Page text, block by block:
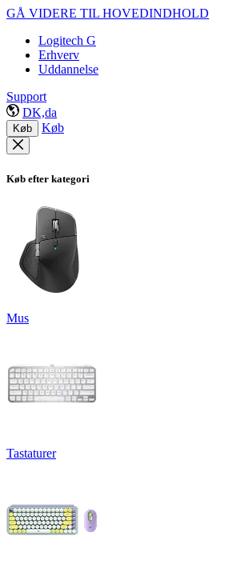
GÅ VIDERE TIL HOVEDINDHOLD
Logitech G
Erhverv
Uddannelse
Support
DK,da
Køb Køb
Køb efter kategori
Mus
Tastaturer